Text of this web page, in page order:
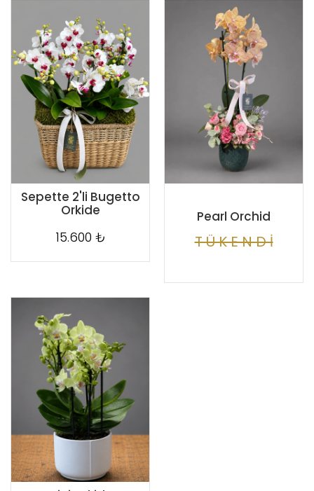
Sepette 2'li Bugetto
Orkide
15.600 ₺
Pearl Orchid
T Ü K E N D İ